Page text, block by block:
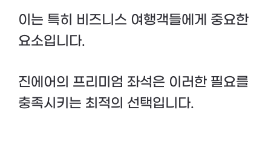
이는 특히 비즈니스 여행객들에게 중요한
요소입니다.
진에어의 프리미엄 좌석은 이러한 필요를
충족시키는 최적의 선택입니다.